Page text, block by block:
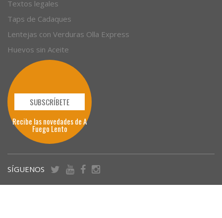
Textos legales
Taps de Cadaques
Lentejas con Verduras Olla Express
Huevos sin Aceite
SUBSCRÍBETE
Recibe las novedades de A
Fuego Lento
SÍGUENOS